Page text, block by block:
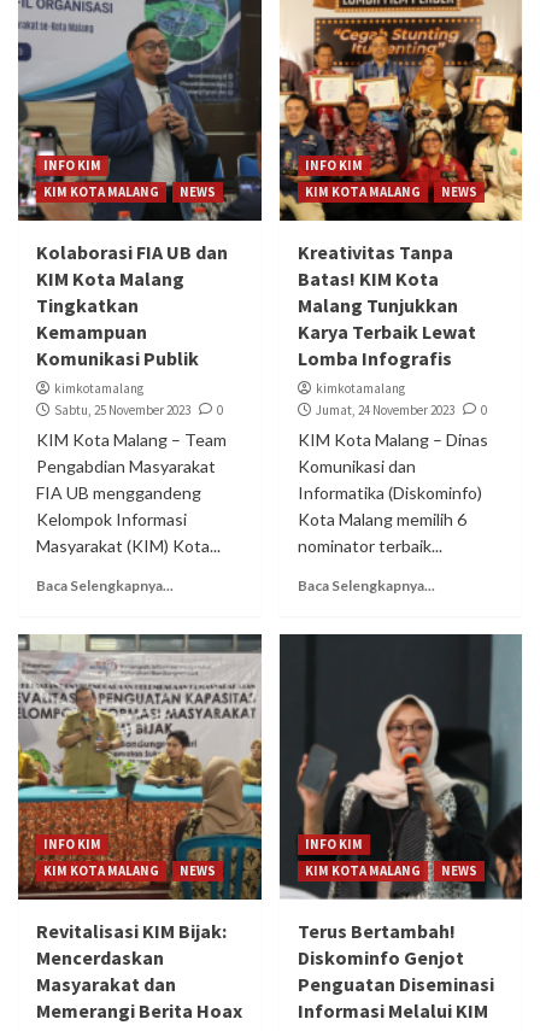
INFO KIM
KIM KOTA MALANG
NEWS
Kolaborasi FIA UB dan
KIM Kota Malang
Tingkatkan
Kemampuan
Komunikasi Publik
kimkotamalang
Sabtu, 25 November 2023
0
KIM Kota Malang – Team
Pengabdian Masyarakat
FIA UB menggandeng
Kelompok Informasi
Masyarakat (KIM) Kota...
Baca Selengkapnya...
INFO KIM
KIM KOTA MALANG
NEWS
Kreativitas Tanpa
Batas! KIM Kota
Malang Tunjukkan
Karya Terbaik Lewat
Lomba Infografis
kimkotamalang
Jumat, 24 November 2023
0
KIM Kota Malang – Dinas
Komunikasi dan
Informatika (Diskominfo)
Kota Malang memilih 6
nominator terbaik...
Baca Selengkapnya...
INFO KIM
KIM KOTA MALANG
NEWS
Revitalisasi KIM Bijak:
Mencerdaskan
Masyarakat dan
Memerangi Berita Hoax
INFO KIM
KIM KOTA MALANG
NEWS
Terus Bertambah!
Diskominfo Genjot
Penguatan Diseminasi
Informasi Melalui KIM